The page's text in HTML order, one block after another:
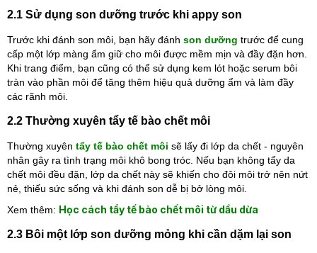
2.1 Sử dụng son dưỡng trước khi appy son
Trước khi đánh son môi, bạn hãy đánh son dưỡng trước để cung
cấp một lớp màng ẩm giữ cho môi được mềm mịn và đầy đặn hơn.
Khi trang điểm, bạn cũng có thể sử dụng kem lót hoặc serum bôi
tràn vào phần môi để tăng thêm hiệu quả dưỡng ẩm và làm đầy
các rãnh môi.
2.2 Thường xuyên tẩy tế bào chết môi
Thường xuyên tẩy tế bào chết môi sẽ lấy đi lớp da chết - nguyên
nhân gây ra tình trạng môi khô bong tróc. Nếu bạn không tẩy da
chết môi đều đặn, lớp da chết này sẽ khiến cho đôi môi trở nên nứt
nẻ, thiếu sức sống và khi đánh son dễ bị bở lòng môi.
Xem thêm: Học cách tẩy tế bào chết môi từ dầu dừa
2.3 Bôi một lớp son dưỡng mỏng khi cần dặm lại son